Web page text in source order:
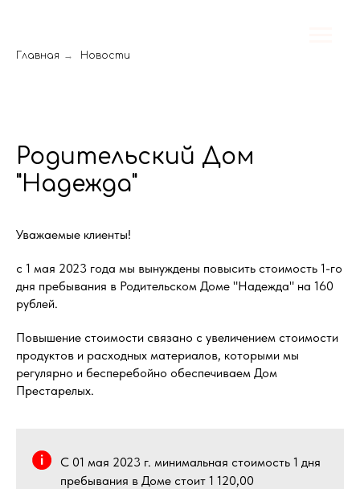
Главная → Новости
Родительский Дом
"Надежда"
Уважаемые клиенты!
с 1 мая 2023 года мы вынуждены повысить стоимость 1-го
дня пребывания в Родительском Доме "Надежда" на 160
рублей.
Повышение стоимости связано с увеличением стоимости
продуктов и расходных материалов, которыми мы
регулярно и бесперебойно обеспечиваем Дом
Престарелых.
С 01 мая 2023 г. минимальная стоимость 1 дня
пребывания в Доме стоит 1 120,00